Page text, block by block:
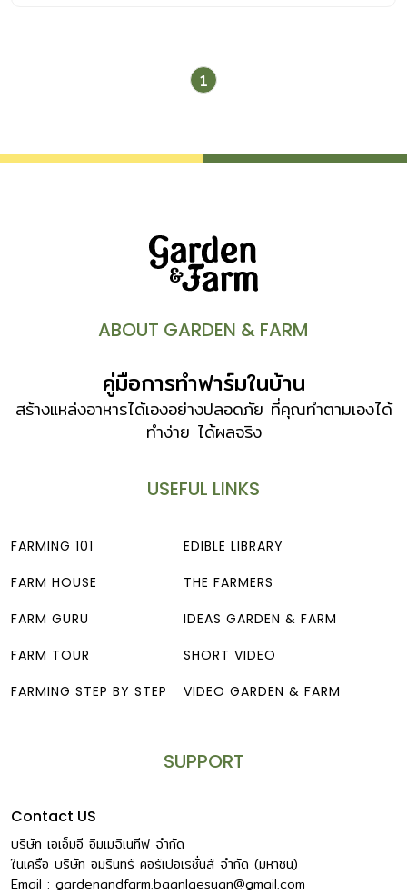
ข้าวของมากมายเกินจำเป็น ใช้ชีวิตแบบ Slow Living มีจังหวะ
ช้า ๆ ทว่ามั่นคง ยั่งยืน ข้อคิดในการอยู่อาศัยกับธรรมชาติ
ปรับอากาศหรือใช้เท่าที่จำเป็น เลือกใช้วัสดุที่มีอยู่ในท้องถิ่น ช่วย
หลักในการสร้างบ้านทั้งไม้ ดิน ซึ่งไม่สะสมความร้อน ทำให้บ้าน
อยู่สบาย ใช้ไม้เก่าสร้างบ้าน เลือกขนาดไม้ตามการใช้งาน และ
ตัดไม้เท่าที่จำเป็น รวมทั้งนำวัสดุเหลือใช้มาดัดแปลงเป็นของ
ระหว่างในบ้านและนอกบ้านทำให้รู้สึกใกล้ชิดเป็นส่วนหนึ่งกับ
ทุ่งนา แม่น้ำ แปลงผัก ส่วนบ้านในเมืองก็เลือกใช้วิธีทำหน้าต่าง
บานกว้าง ม องเห็นต้นไม้ที่ปลูกอยู่ภายนอกหยิบยืมบรรยากาศ
สวนให้เข้ามาเป็นส่วนหนึ่งของบ้าน วางตำแหน่งห้องน้ำ […]
1
ABOUT GARDEN & FARM
คู่มือการทำฟาร์มในบ้าน
สร้างแหล่งอาหารได้เองอย่างปลอดภัย ที่คุณทำตามเองได้
ทำง่าย ได้ผลจริง
USEFUL LINKS
FARMING 101
FARM HOUSE
FARM GURU
FARM TOUR
FARMING STEP BY STEP
EDIBLE LIBRARY
THE FARMERS
IDEAS GARDEN & FARM
SHORT VIDEO
VIDEO GARDEN & FARM
SUPPORT
Contact US
บริษัท เอเอ็มอี อิมเมจิเนทีฟ จำกัด
ในเครือ บริษัท อมรินทร์ คอร์เปอเรชั่นส์ จำกัด (มหาชน)
Email : gardenandfarm.baanlaesuan@gmail.com